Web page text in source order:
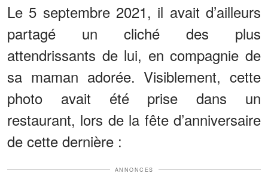
Le 5 septembre 2021, il avait d’ailleurs
partagé un cliché des plus
attendrissants de lui, en compagnie de
sa maman adorée. Visiblement, cette
photo avait été prise dans un
restaurant, lors de la fête d’anniversaire
de cette dernière :
ANNONCES